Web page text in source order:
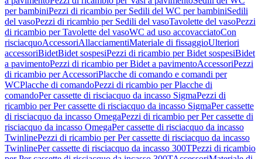
per bambiniPezzi di ricambio per Sedili del WC per bambiniSedili
del vasoPezzi di ricambio per Sedili del vasoTavolette del vasoPezzi
di ricambio per Tavolette del vasoWC ad uso accovacciatoCon
risciacquoAccessoriAllacciamentiMateriale di fissaggioUlteriori
accessoriBidetBidet sospesiPezzi di ricambio per Bidet sospesiBidet
a pavimentoPezzi di ricambio per Bidet a pavimentoAccessoriPezzi
di ricambio per AccessoriPlacche di comando e comandi per
WCPlacche di comandoPezzi di ricambio per Placche di
comandoPer cassette di risciacquo da incasso SigmaPezzi di
ricambio per Per cassette di risciacquo da incasso SigmaPer cassette
di risciacquo da incasso OmegaPezzi di ricambio per Per cassette di
risciacquo da incasso OmegaPer cassette di risciacquo da incasso
TwinlinePezzi di ricambio per Per cassette di risciacquo da incasso
TwinlinePer cassette di risciacquo da incasso 300TPezzi di ricambio